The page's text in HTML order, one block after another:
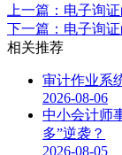
上一篇：电子询
下一篇：电子询
相关推荐
审计作业系
2026-08-06
中小会计师
多”逆袭？
2026-08-05